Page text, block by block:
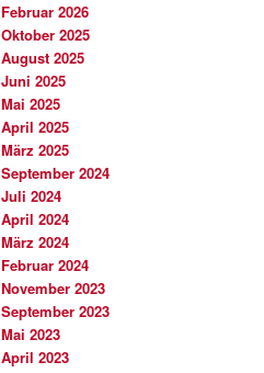
Februar 2026
Oktober 2025
August 2025
Juni 2025
Mai 2025
April 2025
März 2025
September 2024
Juli 2024
April 2024
März 2024
Februar 2024
November 2023
September 2023
Mai 2023
April 2023